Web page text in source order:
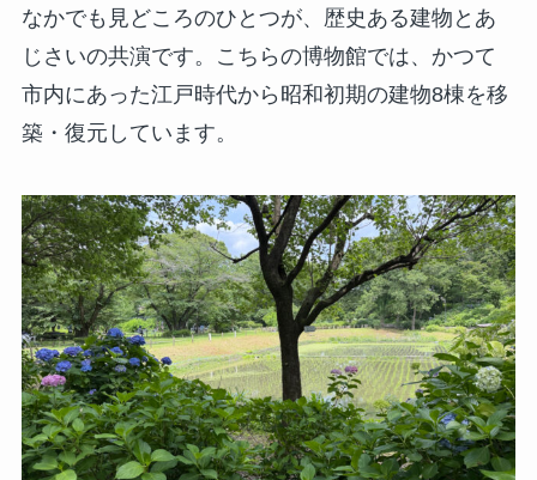
なかでも見どころのひとつが、歴史ある建物とあ
じさいの共演です。こちらの博物館では、かつて
市内にあった江戸時代から昭和初期の建物8棟を移
築・復元しています。